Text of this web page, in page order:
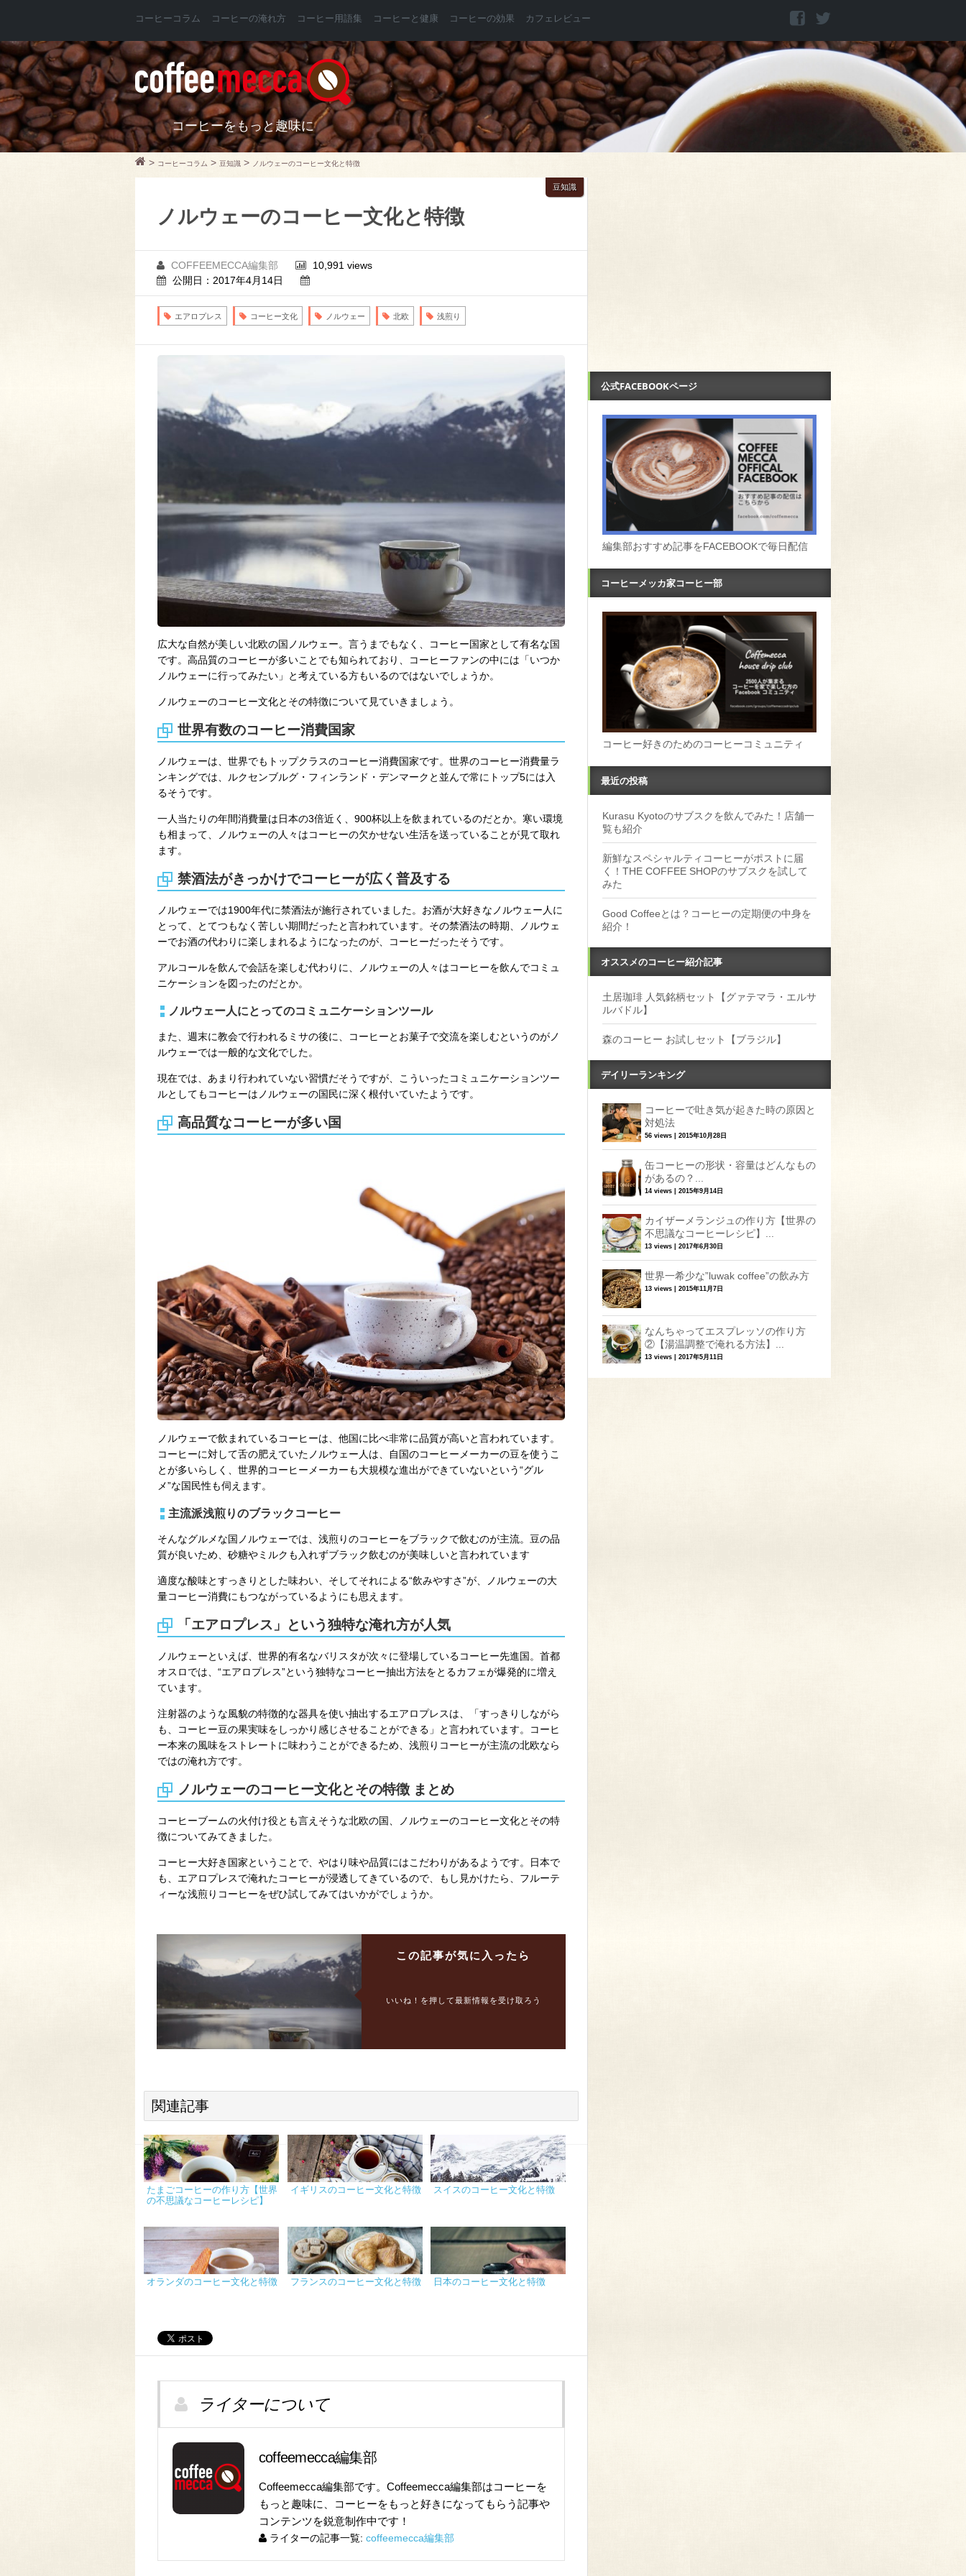
コーヒーコラム コーヒーの淹れ方 コーヒー用語集 コーヒーと健康 コーヒーの効果 カフェレビュー
コーヒーをもっと趣味に
> コーヒーコラム > 豆知識 > ノルウェーのコーヒー文化と特徴
ノルウェーのコーヒー文化と特徴
豆知識
COFFEEMECCA編集部
10,991 views
公開日：2017年4月14日
エアロプレス コーヒー文化 ノルウェー 北欧 浅煎り
広大な自然が美しい北欧の国ノルウェー。言うまでもなく、コーヒー国家として有名な国
です。高品質のコーヒーが多いことでも知られており、コーヒーファンの中には「いつか
ノルウェーに行ってみたい」と考えている方もいるのではないでしょうか。
ノルウェーのコーヒー文化とその特徴について見ていきましょう。
世界有数のコーヒー消費国家
ノルウェーは、世界でもトップクラスのコーヒー消費国家です。世界のコーヒー消費量ラ
ンキングでは、ルクセンブルグ・フィンランド・デンマークと並んで常にトップ5には入
るそうです。
一人当たりの年間消費量は日本の3倍近く、900杯以上を飲まれているのだとか。寒い環境
も相まって、ノルウェーの人々はコーヒーの欠かせない生活を送っていることが見て取れ
ます。
禁酒法がきっかけでコーヒーが広く普及する
ノルウェーでは1900年代に禁酒法が施行されていました。お酒が大好きなノルウェー人に
とって、とてつもなく苦しい期間だったと言われています。その禁酒法の時期、ノルウェ
ーでお酒の代わりに楽しまれるようになったのが、コーヒーだったそうです。
アルコールを飲んで会話を楽しむ代わりに、ノルウェーの人々はコーヒーを飲んでコミュ
ニケーションを図ったのだとか。
ノルウェー人にとってのコミュニケーションツール
また、週末に教会で行われるミサの後に、コーヒーとお菓子で交流を楽しむというのがノ
ルウェーでは一般的な文化でした。
現在では、あまり行われていない習慣だそうですが、こういったコミュニケーションツー
ルとしてもコーヒーはノルウェーの国民に深く根付いていたようです。
高品質なコーヒーが多い国
ノルウェーで飲まれているコーヒーは、他国に比べ非常に品質が高いと言われています。
コーヒーに対して舌の肥えていたノルウェー人は、自国のコーヒーメーカーの豆を使うこ
とが多いらしく、世界的コーヒーメーカーも大規模な進出ができていないという“グル
メ”な国民性も伺えます。
主流派浅煎りのブラックコーヒー
そんなグルメな国ノルウェーでは、浅煎りのコーヒーをブラックで飲むのが主流。豆の品
質が良いため、砂糖やミルクも入れずブラック飲むのが美味しいと言われています
適度な酸味とすっきりとした味わい、そしてそれによる“飲みやすさ”が、ノルウェーの大
量コーヒー消費にもつながっているようにも思えます。
「エアロプレス」という独特な淹れ方が人気
ノルウェーといえば、世界的有名なバリスタが次々に登場しているコーヒー先進国。首都
オスロでは、“エアロプレス”という独特なコーヒー抽出方法をとるカフェが爆発的に増え
ています。
注射器のような風貌の特徴的な器具を使い抽出するエアロプレスは、「すっきりしながら
も、コーヒー豆の果実味をしっかり感じさせることができる」と言われています。コーヒ
ー本来の風味をストレートに味わうことができるため、浅煎りコーヒーが主流の北欧なら
ではの淹れ方です。
ノルウェーのコーヒー文化とその特徴 まとめ
コーヒーブームの火付け役とも言えそうな北欧の国、ノルウェーのコーヒー文化とその特
徴についてみてきました。
コーヒー大好き国家ということで、やはり味や品質にはこだわりがあるようです。日本で
も、エアロプレスで淹れたコーヒーが浸透してきているので、もし見かけたら、フルーテ
ィーな浅煎りコーヒーをぜひ試してみてはいかがでしょうか。
この記事が気に入ったら
いいね！を押して最新情報を受け取ろう
関連記事
たまごコーヒーの作り方【世界
の不思議なコーヒーレシピ】
イギリスのコーヒー文化と特徴 スイスのコーヒー文化と特徴
オランダのコーヒー文化と特徴 フランスのコーヒー文化と特徴 日本のコーヒー文化と特徴
ライターについて
coffeemecca編集部
Coffeemecca編集部です。Coffeemecca編集部はコーヒーを
もっと趣味に、コーヒーをもっと好きになってもらう記事や
コンテンツを鋭意制作中です！
ライターの記事一覧: coffeemecca編集部
公式FACEBOOKページ
編集部おすすめ記事をFACEBOOKで毎日配信
コーヒーメッカ家コーヒー部
コーヒー好きのためのコーヒーコミュニティ
最近の投稿
Kurasu Kyotoのサブスクを飲んでみた！店舗一
覧も紹介
新鮮なスペシャルティコーヒーがポストに届
く！THE COFFEE SHOPのサブスクを試して
みた
Good Coffeeとは？コーヒーの定期便の中身を
紹介！
オススメのコーヒー紹介記事
土居珈琲 人気銘柄セット【グァテマラ・エルサ
ルバドル】
森のコーヒー お試しセット【ブラジル】
デイリーランキング
コーヒーで吐き気が起きた時の原因と
対処法
56 views 2015年10月28日
缶コーヒーの形状・容量はどんなもの
があるの？...
14 views 2015年9月14日
カイザーメランジュの作り方【世界の
不思議なコーヒーレシピ】...
13 views 2017年6月30日
世界一希少な”luwak coffee”の飲み方
13 views 2015年11月7日
なんちゃってエスプレッソの作り方
②【湯温調整で淹れる方法】...
13 views 2017年5月11日